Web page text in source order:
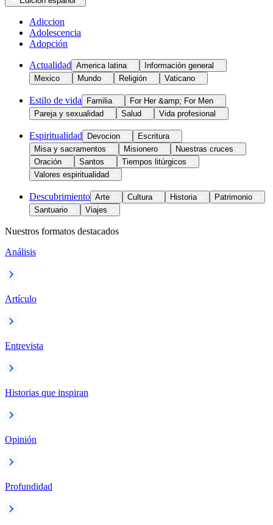
Adiccion
Adolescencia
Adopción
Actualidad America latina
Información general
Mexico
Mundo Religión Vaticano
Estilo de vida Familia
For Her &amp; For Men
Pareja y sexualidad
Salud Vida profesional
Espiritualidad Devocion
Escritura
Misa y sacramentos
Misionero
Nuestras cruces
Oración
Santos
Tiempos litúrgicos
Valores espiritualidad
Descubrimiento Arte Cultura Historia
Patrimonio
Santuario
Viajes
Nuestros formatos destacados
Análisis
Artículo
Entrevista
Historias que inspiran
Opinión
Profundidad